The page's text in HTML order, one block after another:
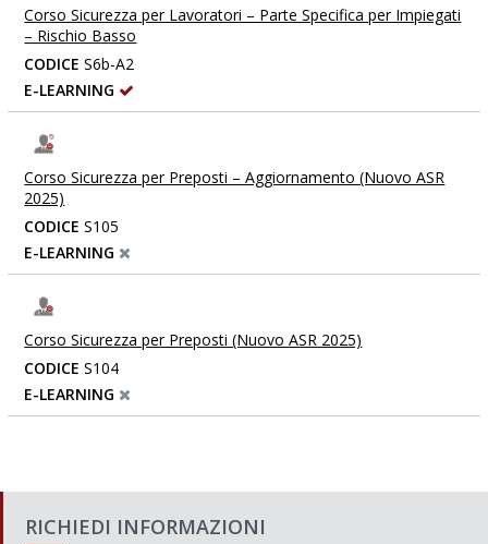
Corso Sicurezza per Lavoratori – Parte Specifica per Impiegati
– Rischio Basso
CODICE S6b-A2
E-LEARNING
Corso Sicurezza per Preposti – Aggiornamento (Nuovo ASR
2025)
CODICE S105
E-LEARNING
Corso Sicurezza per Preposti (Nuovo ASR 2025)
CODICE S104
E-LEARNING
RICHIEDI INFORMAZIONI